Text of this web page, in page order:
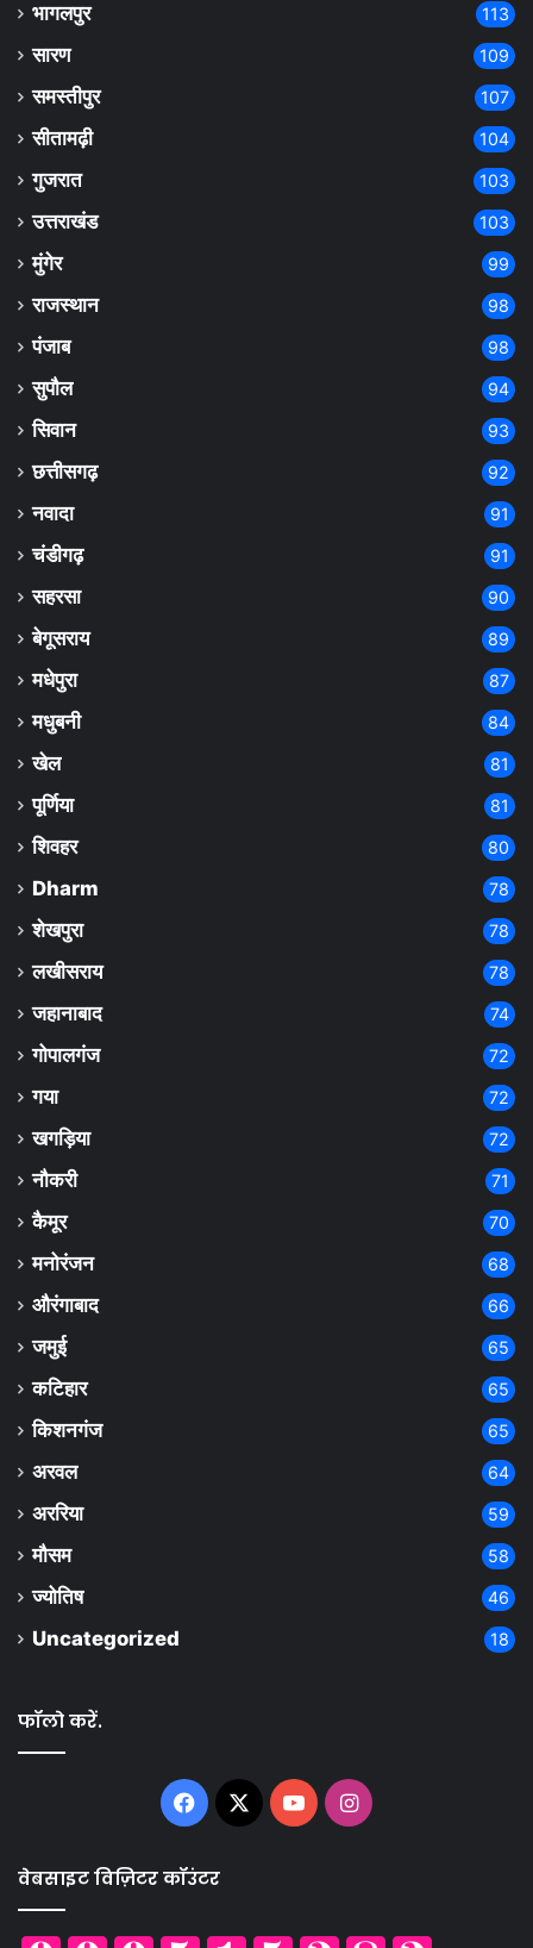
भागलपुर 113
सारण 109
समस्तीपुर 107
सीतामढ़ी 104
गुजरात 103
उत्तराखंड 103
मुंगेर 99
राजस्थान 98
पंजाब 98
सुपौल 94
सिवान 93
छत्तीसगढ़ 92
नवादा 91
चंडीगढ़ 91
सहरसा 90
बेगूसराय 89
मधेपुरा 87
मधुबनी 84
खेल 81
पूर्णिया 81
शिवहर 80
Dharm 78
शेखपुरा 78
लखीसराय 78
जहानाबाद 74
गोपालगंज 72
गया 72
खगड़िया 72
नौकरी 71
कैमूर 70
मनोरंजन 68
औरंगाबाद 66
जमुई 65
कटिहार 65
किशनगंज 65
अरवल 64
अररिया 59
मौसम 58
ज्योतिष 46
Uncategorized 18
फॉलो करें.
Facebook
X YouTubeInstagram
वेबसाइट विज़िटर कॉउंटर